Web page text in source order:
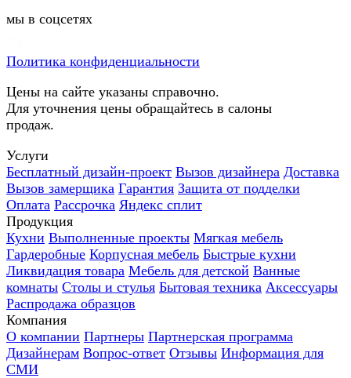
мы в соцсетях
Политика конфиденциальности
Цены на сайте указаны справочно.
Для уточнения цены обращайтесь в салоны
продаж.
Услуги
Бесплатный дизайн-проект Вызов дизайнера Доставка
Вызов замерщика Гарантия Защита от подделки
Оплата Рассрочка Яндекс сплит
Продукция
Кухни Выполненные проекты Мягкая мебель
Гардеробные Корпусная мебель Быстрые кухни
Ликвидация товара Мебель для детской Ванные
комнаты Столы и стулья Бытовая техника Аксессуары
Распродажа образцов
Компания
О компании Партнеры Партнерская программа
Дизайнерам Вопрос-ответ Отзывы Информация для
СМИ